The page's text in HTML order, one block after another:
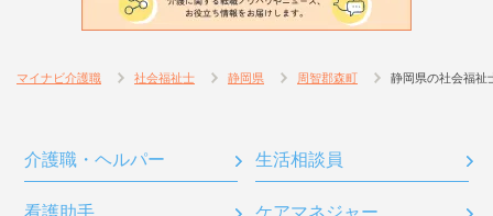
マイナビ介護職 社会福祉士 静岡県 周智郡森町 静岡県の社会福祉
介護職・ヘルパー 生活相談員